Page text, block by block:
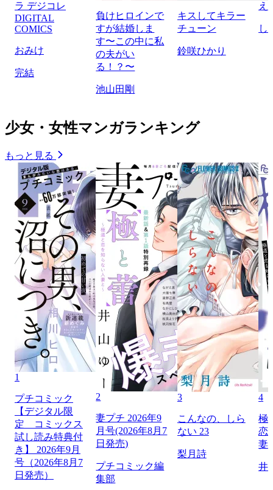
ラ デジコレ
DIGITAL
COMICS
おみけ
完結
負けヒロインで
すが結婚しま
す〜この中に私
の夫がい
る！？〜
池山田剛
キスしてキラー
チューン
鈴咲ひかり
え
し
少女・女性マンガランキング
もっと見る
1
プチコミック
【デジタル限
定 コミックス
試し読み特典付
き】 2026年9月
号（2026年8月7
日発売）
2
妻プチ 2026年9
月号(2026年8月7
日発売)
プチコミック編
集部
3
こんなの、しら
ない 23
梨月詩
4
極
恋
妻
井